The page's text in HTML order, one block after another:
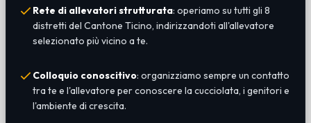
Rete di allevatori strutturata: operiamo su tutti gli 8
distretti del Cantone Ticino, indirizzandoti all'allevatore
selezionato più vicino a te.
Colloquio conoscitivo: organizziamo sempre un contatto
tra te e l'allevatore per conoscere la cucciolata, i genitori e
l'ambiente di crescita.